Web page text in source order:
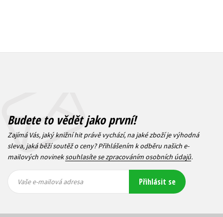
Budete to vědět jako první!
Zajímá Vás, jaký knižní hit právě vychází, na jaké zboží je výhodná
sleva, jaká běží soutěž o ceny? Přihlášením k odběru našich e-
mailových novineksouhlasíte se zpracováním osobních údajů.
mailová
mailová
Vaše e-mailová adresa Přihlásit se